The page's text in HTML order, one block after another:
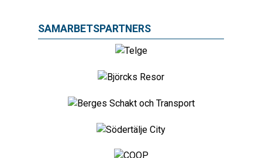
SAMARBETSPARTNERS